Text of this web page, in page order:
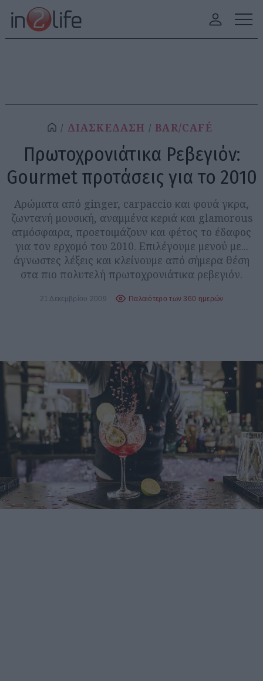
ΔΙΑΣΚΕΔΑΣΗ BAR/CAFÉ
Πρωτοχρονιάτικα Ρεβεγιόν:
Gourmet προτάσεις για το 2010
Αρώματα από ginger, carpaccio και φουά γκρα,
ζωντανή μουσική, αναμμένα κεριά και glamorous
ατμόσφαιρα, προετοιμάζουν και φέτος το έδαφος
για τον ερχομό του 2010. Επιλέγουμε μενού με...
άγνωστες λέξεις και κλείνουμε από σήμερα θέση
στα πιο πολυτελή πρωτοχρονιάτικα ρεβεγιόν.
21 Δεκεμβρίου 2009 Παλαιότερο των 360 ημερών